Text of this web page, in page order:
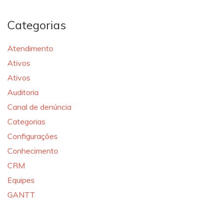
Categorias
Atendimento
Ativos
Ativos
Auditoria
Canal de denúncia
Categorias
Configurações
Conhecimento
CRM
Equipes
GANTT